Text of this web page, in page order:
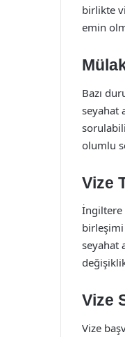
birlikte
emin
Bazı
seyahat
olumlu
Vize
İngiltere
seyahat
Vize
Vize